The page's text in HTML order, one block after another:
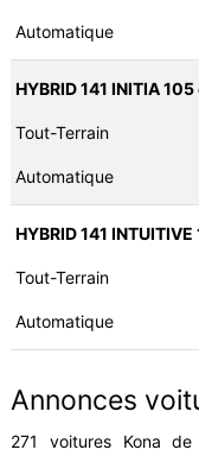
Automatique
HYBRID 141 INITIA
Tout-Terrain
Automatique
HYBRID 141
Tout-Terrain
Automatique
Annonces
271 voitures Kona